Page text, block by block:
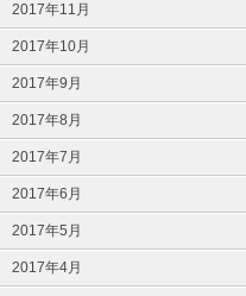
2017年11月
2017年10月
2017年9月
2017年8月
2017年7月
2017年6月
2017年5月
2017年4月